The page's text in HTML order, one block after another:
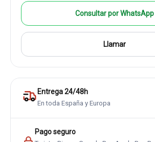
Consultar por WhatsApp
Llamar
Entrega 24/48h
En toda España y Europa
Pago seguro